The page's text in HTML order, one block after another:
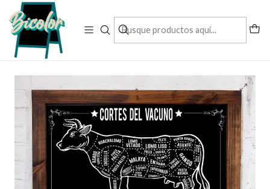
Inicio
Decoracion para Quinchos y terrazas
Cortes de la Carne vacuno XL